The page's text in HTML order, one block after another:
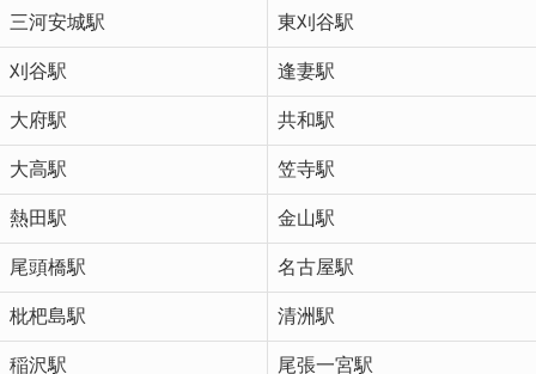
三河安城駅 東刈谷駅
刈谷駅 逢妻駅
大府駅 共和駅
大高駅 笠寺駅
熱田駅 金山駅
尾頭橋駅 名古屋駅
枇杷島駅 清洲駅
稲沢駅 尾張一宮駅